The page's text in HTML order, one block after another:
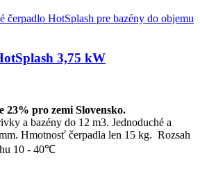
3,75 kW
23% pro zemi Slovensko.
a bazény do 12 m3. Jednoduché a
Hmotnosť čerpadla len 15 kg. Rozsah
10 - 40℃